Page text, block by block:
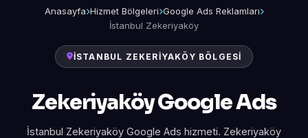
Anasayfa Hizmet Bölgeleri Google Ads Reklamları
İstanbul Zekeriyaköy
İSTANBUL ZEKERIYAKÖY BÖLGESI
Zekeriyaköy Google Ads
İstanbul Zekeriyaköy Google Ads hizmeti. Zekeriyaköy